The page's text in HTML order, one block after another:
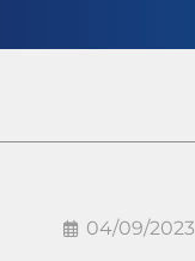
04/09/2023